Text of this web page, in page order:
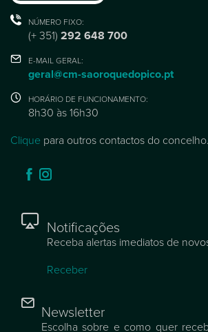
NÚMERO FIXO:
(+ 351) 292 648 700
E-MAIL GERAL:
geral@cm-saoroquedopico.pt
HORÁRIO DE FUNCIONAMENTO:
8h30 às 16h30
Clique para outros contactos do concelho.
Notificações
Receba alertas imediatos de
Receber
Newsletter
Escolha sobre e como quer